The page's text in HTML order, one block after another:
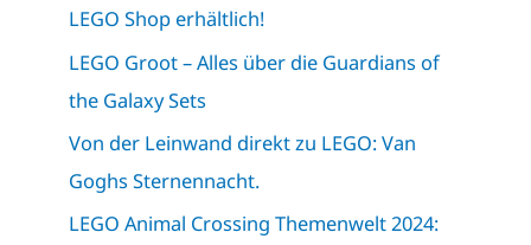
LEGO Shop erhältlich!
LEGO Groot – Alles über die Guardians of
the Galaxy Sets
Von der Leinwand direkt zu LEGO: Van
Goghs Sternennacht.
LEGO Animal Crossing Themenwelt 2024: